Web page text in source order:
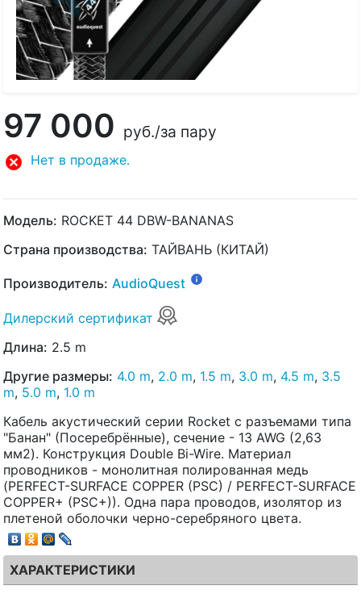
97 000 руб./за пару
Нет в продаже.
Модель: ROCKET 44 DBW-BANANAS
Страна производства: ТАЙВАНЬ (КИТАЙ)
Производитель: AudioQuest
Дилерский сертификат
Длина: 2.5 m
Другие размеры: 4.0 m, 2.0 m, 1.5 m, 3.0 m, 4.5 m, 3.5
m, 5.0 m, 1.0 m
Кабель акустический серии Rocket с разъемами типа
"Банан" (Посеребрённые), сечение - 13 AWG (2,63
мм2). Конструкция Double Bi-Wire. Материал
проводников - монолитная полированная медь
(PERFECT-SURFACE COPPER (PSC) / PERFECT-SURFACE
COPPER+ (PSC+)). Одна пара проводов, изолятор из
плетеной оболочки черно-серебряного цвета.
ХАРАКТЕРИСТИКИ